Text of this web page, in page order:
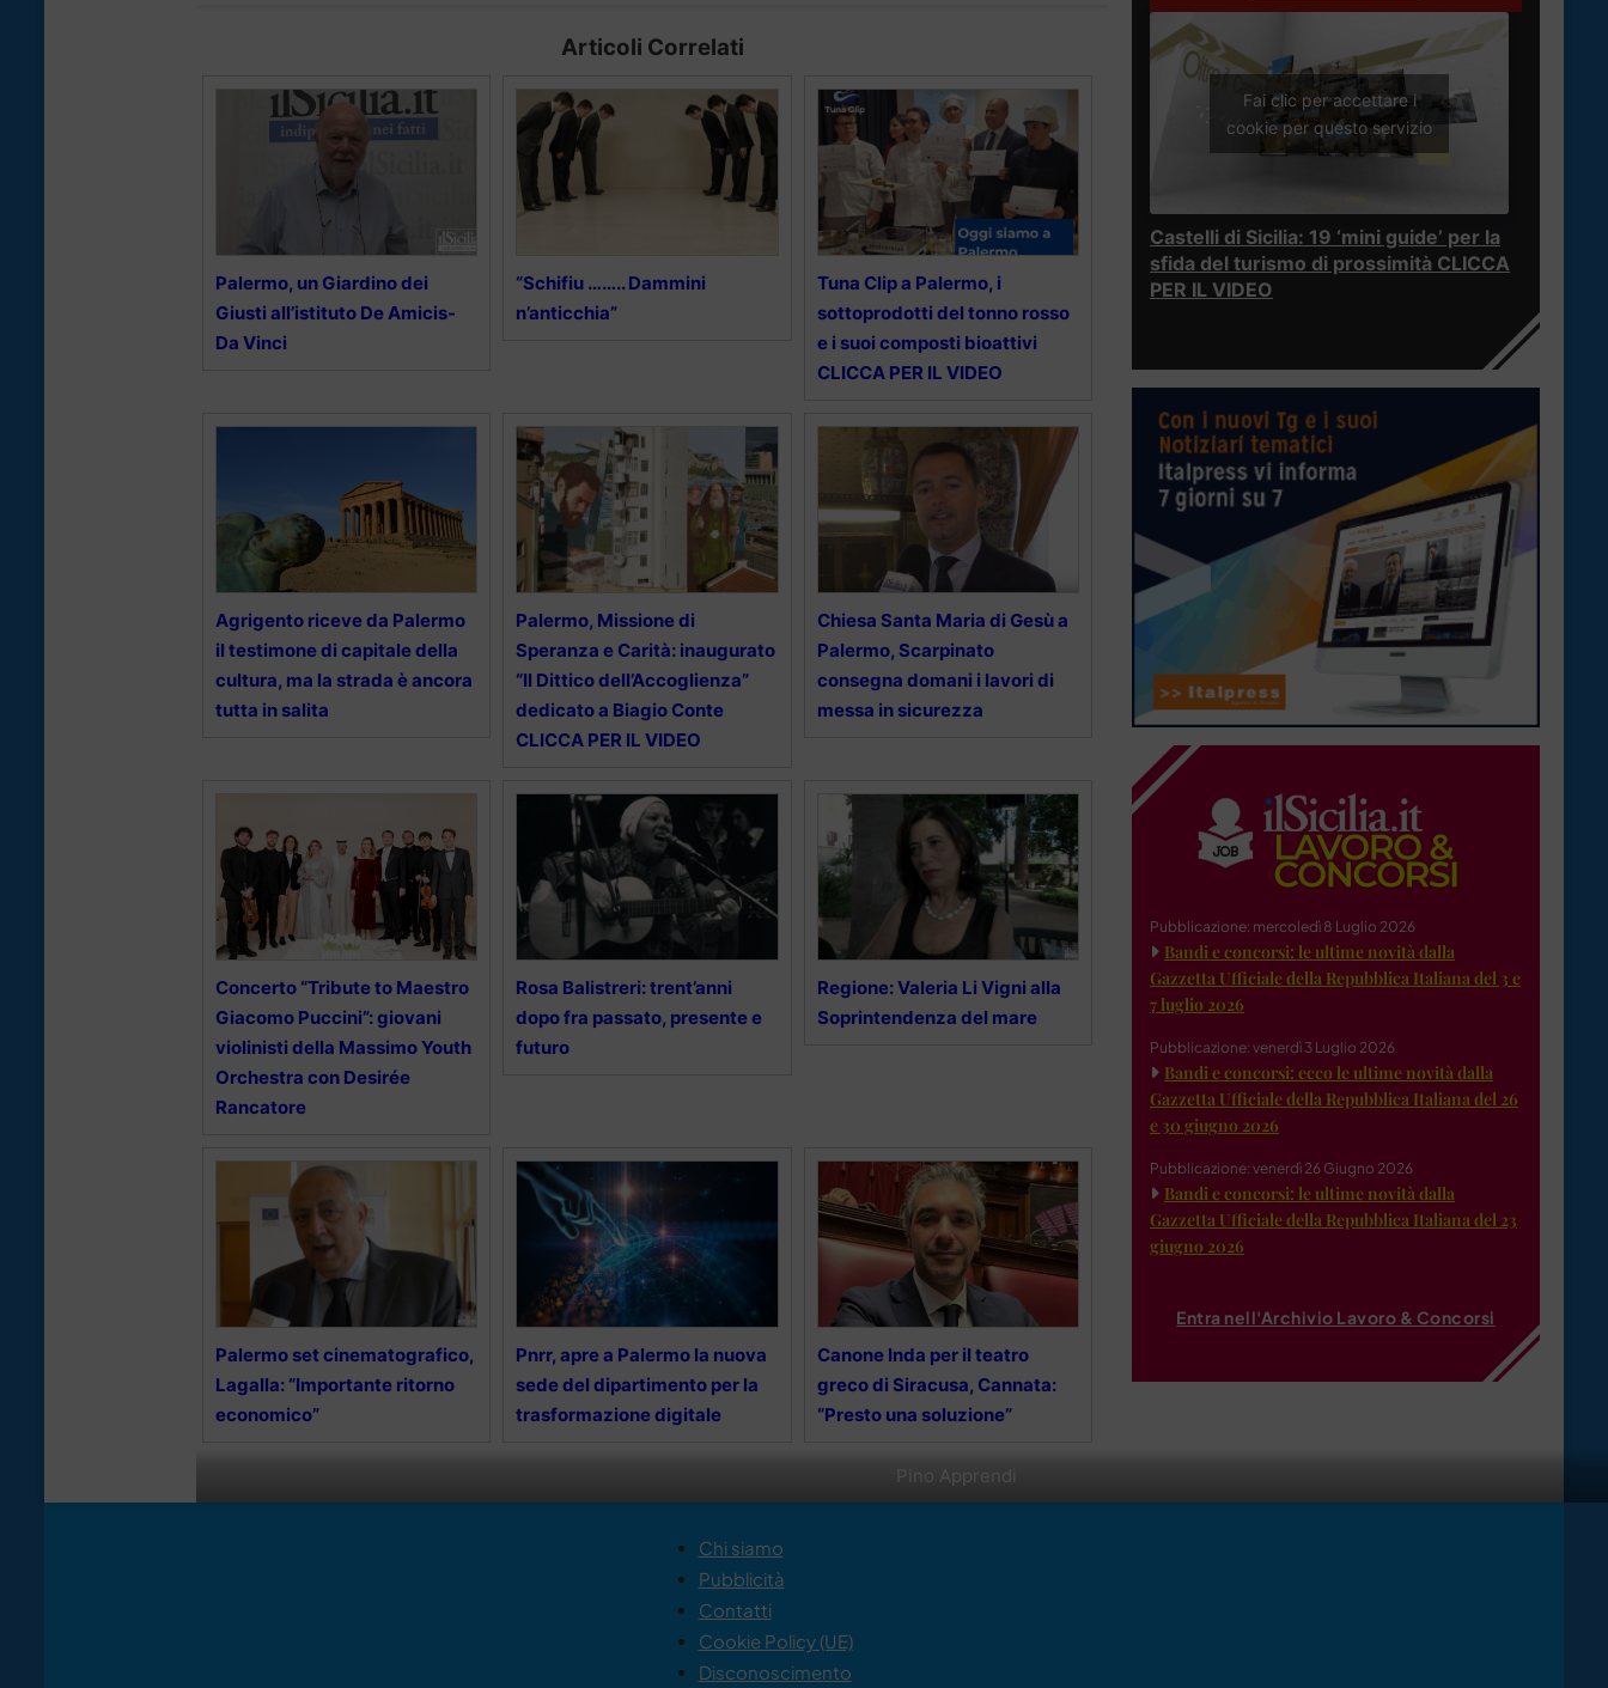
Pino Apprendi
Articoli Correlati
Palermo, un Giardino dei
Giusti all’istituto De Amicis-
Da Vinci
“Schifiu …….. Dammini
n’anticchia”
Tuna Clip a Palermo, i
sottoprodotti del tonno rosso
e i suoi composti bioattivi
CLICCA PER IL VIDEO
Agrigento riceve da Palermo
il testimone di capitale della
cultura, ma la strada è ancora
tutta in salita
Palermo, Missione di
Speranza e Carità: inaugurato
“Il Dittico dell’Accoglienza”
dedicato a Biagio Conte
CLICCA PER IL VIDEO
Chiesa Santa Maria di Gesù a
Palermo, Scarpinato
consegna domani i lavori di
messa in sicurezza
Concerto “Tribute to Maestro
Giacomo Puccini”: giovani
violinisti della Massimo Youth
Orchestra con Desirée
Rancatore
Rosa Balistreri: trent’anni
dopo fra passato, presente e
futuro
Regione: Valeria Li Vigni alla
Soprintendenza del mare
Palermo set cinematografico,
Lagalla: “Importante ritorno
economico”
Pnrr, apre a Palermo la nuova
sede del dipartimento per la
trasformazione digitale
Canone Inda per il teatro
greco di Siracusa, Cannata:
“Presto una soluzione”
Fai clic per accettare i
cookie per questo servizio
Castelli di Sicilia: 19 ‘mini guide’ per la
sfida del turismo di prossimità CLICCA
PER IL VIDEO
Pubblicazione: mercoledì 8 Luglio 2026
Bandi e concorsi: le ultime novità dalla
Gazzetta Ufficiale della Repubblica Italiana del 3 e
7 luglio 2026
Pubblicazione: venerdì 3 Luglio 2026
Bandi e concorsi: ecco le ultime novità dalla
Gazzetta Ufficiale della Repubblica Italiana del 26
e 30 giugno 2026
Pubblicazione: venerdì 26 Giugno 2026
Bandi e concorsi: le ultime novità dalla
Gazzetta Ufficiale della Repubblica Italiana del 23
giugno 2026
Entra nell'Archivio Lavoro & Concorsi
Chi siamo
Pubblicità
Contatti
Cookie Policy (UE)
Disconoscimento